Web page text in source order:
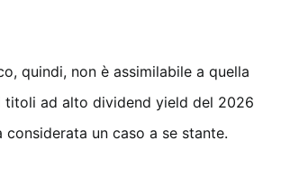
quindi, non è assimilabile a quella
titoli ad alto dividend yield del 2026
considerata un caso a se stante.